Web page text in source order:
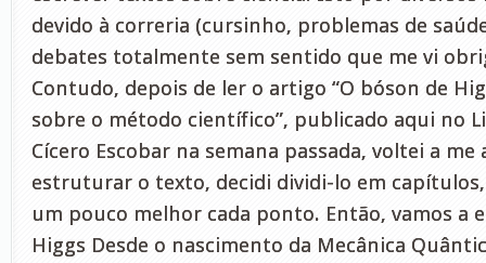
devido à correria (cursinho, problemas de
debates totalmente sem sentido que me vi
Contudo, depois de ler o artigo “O bóson de
sobre o método científico”, publicado aqui no
Cícero Escobar na semana passada, voltei a
estruturar o texto, decidi dividi-lo em
um pouco melhor cada ponto. Então, vamos a
Higgs Desde o nascimento da Mecânica